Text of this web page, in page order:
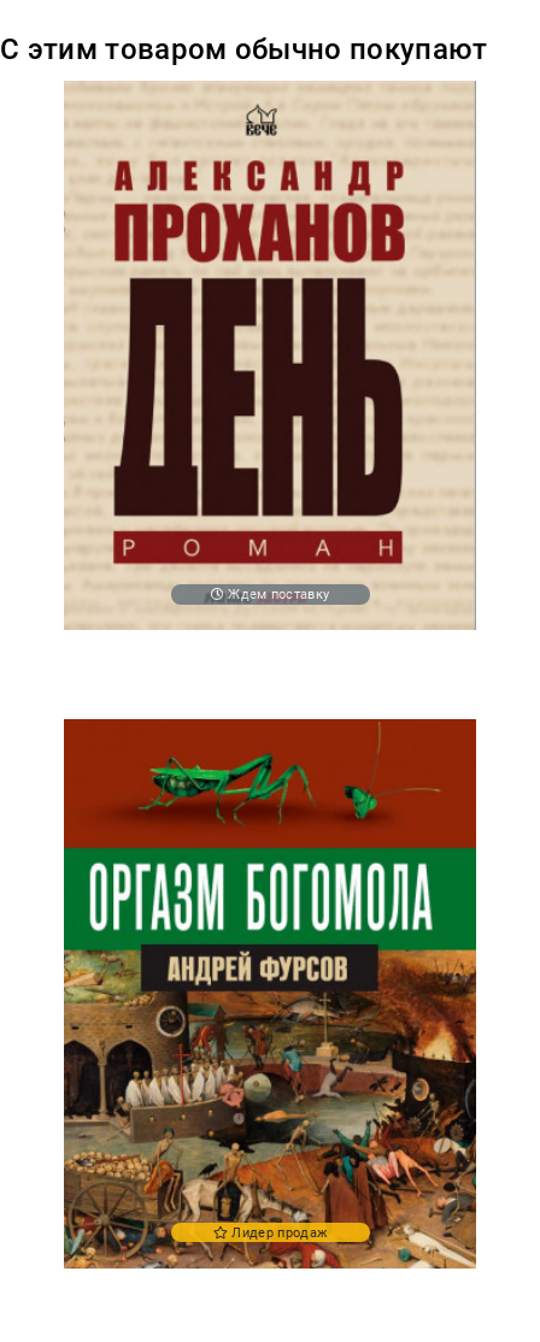
С этим товаром обычно покупают
Ждем поставку
Лидер продаж